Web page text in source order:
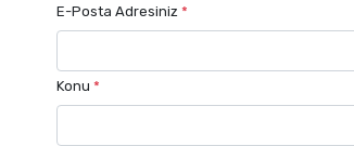
E-Posta Adresiniz *
Konu *